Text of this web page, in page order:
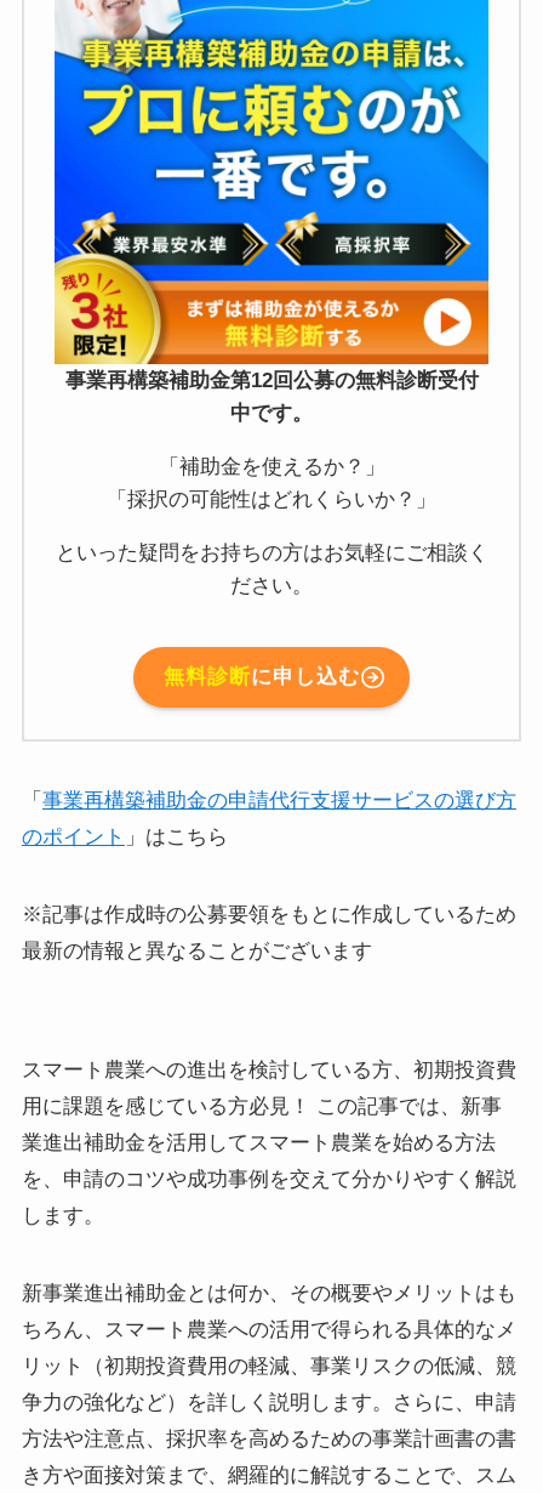
事業再構築補助金第12回公募の無料診断受付
中です。
「補助金を使えるか？」
「採択の可能性はどれくらいか？」
といった疑問をお持ちの方はお気軽にご相談く
ださい。
無料診断に申し込む
「 事業再構築補助金の申請代行支援サービスの選び方
のポイント 」はこちら
※記事は作成時の公募要領をもとに作成しているため
最新の情報と異なることがございます
スマート農業への進出を検討している方、初期投資費
用に課題を感じている方必見！ この記事では、新事
業進出補助金を活用してスマート農業を始める方法
を、申請のコツや成功事例を交えて分かりやすく解説
します。
新事業進出補助金とは何か、その概要やメリットはも
ちろん、スマート農業への活用で得られる具体的なメ
リット（初期投資費用の軽減、事業リスクの低減、競
争力の強化など）を詳しく説明します。さらに、申請
方法や注意点、採択率を高めるための事業計画書の書
き方や面接対策まで、網羅的に解説することで、スム